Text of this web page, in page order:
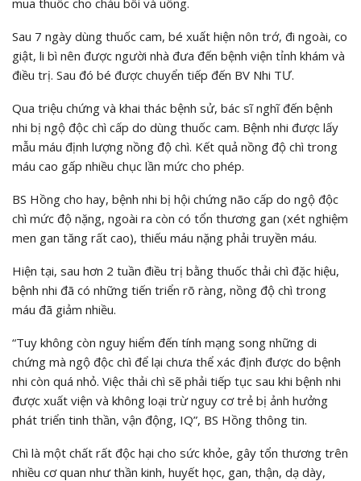
Sau 7 ngày dùng thuốc cam, bé xuất hiện nôn trớ, đi ngoài, co
giật, li bì nên được người nhà đưa đến bệnh viện tỉnh khám và
điều trị. Sau đó bé được chuyển tiếp đến BV Nhi TƯ.
Qua triệu chứng và khai thác bệnh sử, bác sĩ nghĩ đến bệnh
nhi bị ngộ độc chì cấp do dùng thuốc cam. Bệnh nhi được lấy
mẫu máu định lượng nồng độ chì. Kết quả nồng độ chì trong
máu cao gấp nhiều chục lần mức cho phép.
BS Hồng cho hay, bệnh nhi bị hội chứng não cấp do ngộ độc
chì mức độ nặng, ngoài ra còn có tổn thương gan (xét nghiệm
men gan tăng rất cao), thiếu máu nặng phải truyền máu.
Hiện tại, sau hơn 2 tuần điều trị bằng thuốc thải chì đặc hiệu,
bệnh nhi đã có những tiến triển rõ ràng, nồng độ chì trong
máu đã giảm nhiều.
“Tuy không còn nguy hiểm đến tính mạng song những di
chứng mà ngộ độc chì để lại chưa thể xác định được do bệnh
nhi còn quá nhỏ. Việc thải chì sẽ phải tiếp tục sau khi bệnh nhi
được xuất viện và không loại trừ nguy cơ trẻ bị ảnh hưởng
phát triển tinh thần, vận động, IQ”, BS Hồng thông tin.
Chì là một chất rất độc hại cho sức khỏe, gây tổn thương trên
nhiều cơ quan như thần kinh, huyết học, gan, thận, dạ dày,